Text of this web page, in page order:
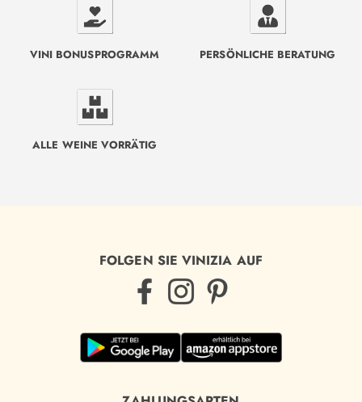
VINI BONUSPROGRAMM PERSÖNLICHE BERATUNG
ALLE WEINE VORRÄTIG
FOLGEN SIE VINIZIA AUF